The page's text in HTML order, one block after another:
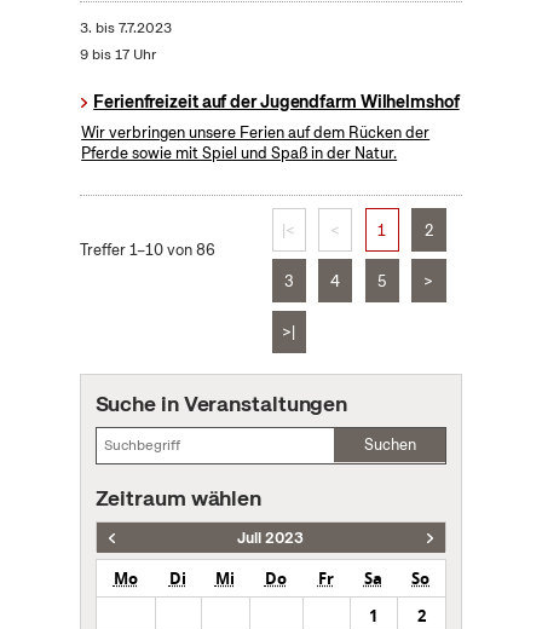
3. bis7.7.2023
9 bis 17 Uhr
Ferienfreizeit auf der Jugendfarm Wilhelmshof
Wir verbringen unsere Ferien auf dem Rücken der
Pferde sowie mit Spiel und Spaß in der Natur.
Treffer 1–10 von 86
|< < 1 2
3 4 5 >
>|
Suche in Veranstaltungen
Suchen
Zeitraum wählen
Juli 2023
Mo Di Mi Do Fr Sa
So
1
2